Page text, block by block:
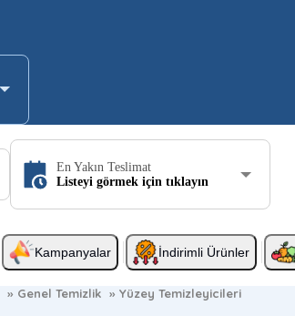
En Yakın Teslimat
Listeyi görmek için tıklayın
Kampanyalar İndirimli Ürünler
» Genel Temizlik » Yüzey Temizleyicileri